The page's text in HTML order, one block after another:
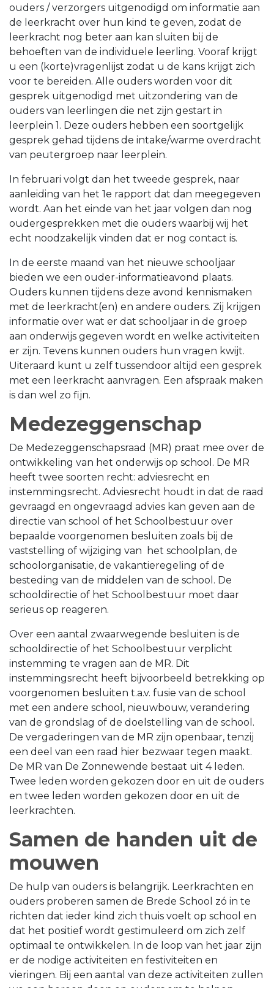
ouders / verzorgers uitgenodigd om informatie aan
de leerkracht over hun kind te geven, zodat de
leerkracht nog beter aan kan sluiten bij de
behoeften van de individuele leerling. Vooraf krijgt
u een (korte)vragenlijst zodat u de kans krijgt zich
voor te bereiden. Alle ouders worden voor dit
gesprek uitgenodigd met uitzondering van de
ouders van leerlingen die net zijn gestart in
leerplein 1. Deze ouders hebben een soortgelijk
gesprek gehad tijdens de intake/warme overdracht
van peutergroep naar leerplein.
In februari volgt dan het tweede gesprek, naar
aanleiding van het 1e rapport dat dan meegegeven
wordt. Aan het einde van het jaar volgen dan nog
oudergesprekken met die ouders waarbij wij het
echt noodzakelijk vinden dat er nog contact is.
In de eerste maand van het nieuwe schooljaar
bieden we een ouder-informatieavond plaats.
Ouders kunnen tijdens deze avond kennismaken
met de leerkracht(en) en andere ouders. Zij krijgen
informatie over wat er dat schooljaar in de groep
aan onderwijs gegeven wordt en welke activiteiten
er zijn. Tevens kunnen ouders hun vragen kwijt.
Uiteraard kunt u zelf tussendoor altijd een gesprek
met een leerkracht aanvragen. Een afspraak maken
is dan wel zo fijn.
Medezeggenschap
De Medezeggenschapsraad (MR) praat mee over de
ontwikkeling van het onderwijs op school. De MR
heeft twee soorten recht: adviesrecht en
instemmingsrecht. Adviesrecht houdt in dat de raad
gevraagd en ongevraagd advies kan geven aan de
directie van school of het Schoolbestuur over
bepaalde voorgenomen besluiten zoals bij de
vaststelling of wijziging van het schoolplan, de
schoolorganisatie, de vakantieregeling of de
besteding van de middelen van de school. De
schooldirectie of het Schoolbestuur moet daar
serieus op reageren.
Over een aantal zwaarwegende besluiten is de
schooldirectie of het Schoolbestuur verplicht
instemming te vragen aan de MR. Dit
instemmingsrecht heeft bijvoorbeeld betrekking op
voorgenomen besluiten t.a.v. fusie van de school
met een andere school, nieuwbouw, verandering
van de grondslag of de doelstelling van de school.
De vergaderingen van de MR zijn openbaar, tenzij
een deel van een raad hier bezwaar tegen maakt.
De MR van De Zonnewende bestaat uit 4 leden.
Twee leden worden gekozen door en uit de ouders
en twee leden worden gekozen door en uit de
leerkrachten.
Samen de handen uit de
mouwen
De hulp van ouders is belangrijk. Leerkrachten en
ouders proberen samen de Brede School zó in te
richten dat ieder kind zich thuis voelt op school en
dat het positief wordt gestimuleerd om zich zelf
optimaal te ontwikkelen. In de loop van het jaar zijn
er de nodige activiteiten en festiviteiten en
vieringen. Bij een aantal van deze activiteiten zullen